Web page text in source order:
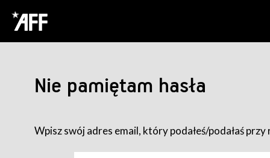
Nie pamiętam hasła
Wpisz swój adres email, który podałeś/podałaś